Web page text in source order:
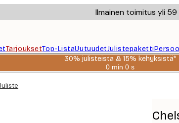
Ilmainen toimitus yli
TarjouksetTop-ListaUutuudetJulistepaketti
30% julisteista & 15% kehyksistä*
0 min 0 s
Voimassa